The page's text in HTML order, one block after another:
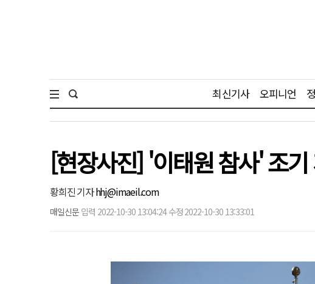
최신기사 오피니언
[현장사진] '이태원 참사' 조
황희진 기자hhj@imaeil.com
매일신문 입력 2022-10-30 13:04:24 수정 2022-10-30 13:33:01